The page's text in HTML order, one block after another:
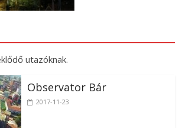
utazóknak.
Observator Bár
2017-11-23